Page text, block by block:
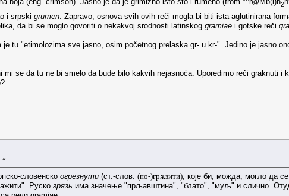
2
i srpski grumen . Zapravo, osnova svih ovih reči mogla bi biti ista aglutinirana
da bi se moglo govoriti o nekakvoj srodnosti latinskog gramiae i gotske reči
je tu "etimolozima sve jasno, osim početnog prelaska gr- u kr-". Jedino je jasno
mi se da tu ne bi smelo da bude bilo kakvih nejasnoća. Uporedimo reči graknuti
»
словенско огрезнути (ст.-слов. (по-)грѫзити) , које би, можда, могло да
Руско грязь има значење "прљавштина", "блато", "муљ" и слично.